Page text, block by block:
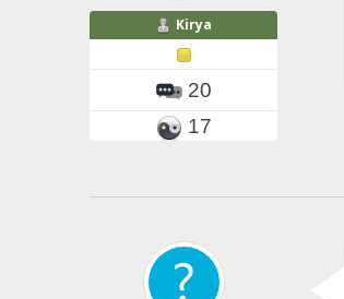
Kirya
20
17